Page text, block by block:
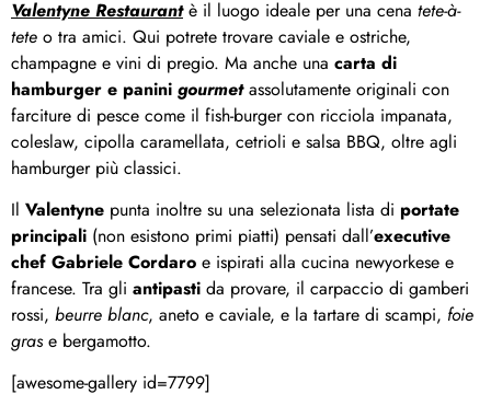
Valentyne Restaurantè il luogo ideale per una cena tete-à-
tete o tra amici. Qui potrete trovare caviale e ostriche,
champagne e vini di pregio. Ma anche una carta di
hamburger e panini gourmetassolutamente originali con
farciture di pesce come il fish-burger con ricciola impanata,
coleslaw, cipolla caramellata, cetrioli e salsa BBQ, oltre agli
hamburger più classici.
Il Valentyne punta inoltre su una selezionata lista di portate
principali (non esistono primi piatti) pensati dall’executive
chef Gabriele Cordaro e ispirati alla cucina newyorkese e
francese. Tra gli antipasti da provare, il carpaccio di gamberi
rossi, beurre blanc, aneto e caviale, e la tartare di scampi, foie
grase bergamotto.
[awesome-gallery id=7799]